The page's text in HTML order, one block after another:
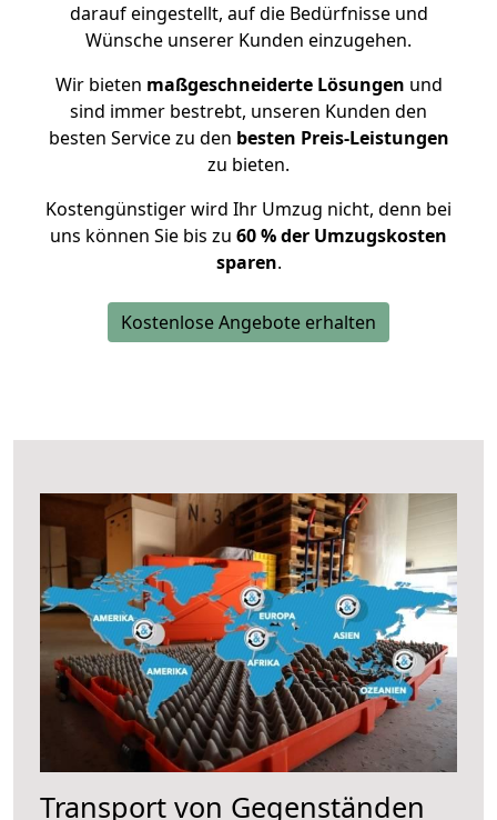
darauf eingestellt, auf die Bedürfnisse und
Wünsche unserer Kunden einzugehen.
Wir bieten maßgeschneiderte Lösungen und
sind immer bestrebt, unseren Kunden den
besten Service zu den besten Preis-Leistungen
zu bieten.
Kostengünstiger wird Ihr Umzug nicht, denn bei
uns können Sie bis zu 60 % der Umzugskosten
sparen.
Kostenlose Angebote erhalten
Transport von Gegenständen